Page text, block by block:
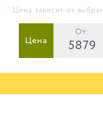
* Цена зависит от
Цена
От:
5879